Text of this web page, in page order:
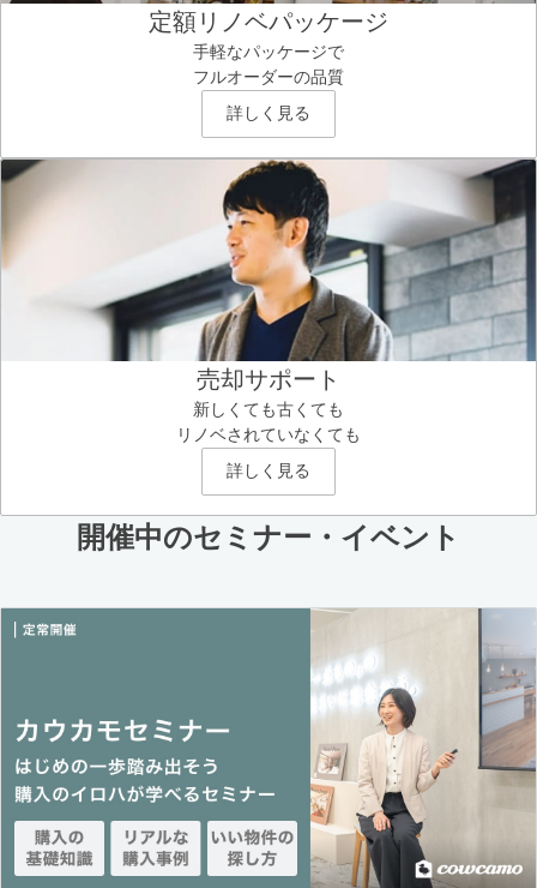
定額リノベパッケージ
手軽なパッケージで
フルオーダーの品質
詳しく見る
売却サポート
新しくても古くても
リノベされていなくても
詳しく見る
開催中のセミナー・イベント